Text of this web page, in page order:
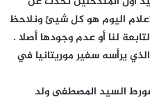
اليوم هو كل شيئ ونلاحظ
لنا أو عدم وجودها أصلا .
يرأسه سفير موريتانيا في
السيد المصطفى ولد